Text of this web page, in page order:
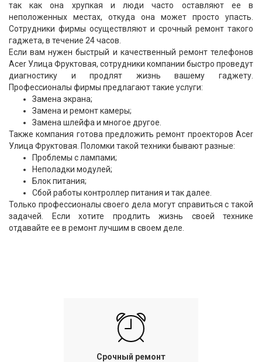
так как она хрупкая и люди часто оставляют ее в
неположенных местах, откуда она может просто упасть.
Сотрудники фирмы осуществляют и срочный ремонт такого
гаджета, в течение 24 часов.
Если вам нужен быстрый и качественный ремонт телефонов
Acer Улица Фруктовая, сотрудники компании быстро проведут
диагностику и продлят жизнь вашему гаджету.
Профессионалы фирмы предлагают такие услуги:
Замена экрана;
Замена и ремонт камеры;
Замена шлейфа и многое другое.
Также компания готова предложить ремонт проекторов Acer
Улица Фруктовая. Поломки такой техники бывают разные:
Проблемы с лампами;
Неполадки модулей;
Блок питания;
Сбой работы контроллер питания и так далее.
Только профессионалы своего дела могут справиться с такой
задачей. Если хотите продлить жизнь своей технике
отдавайте ее в ремонт лучшим в своем деле.
Срочный ремонт